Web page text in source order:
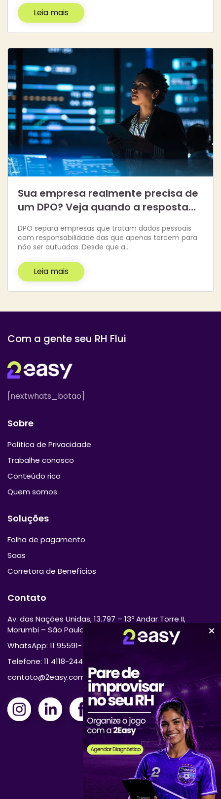
Leia mais
Sua empresa realmente precisa de
um DPO? Veja quando a resposta…
DPO separa empresas que tratam dados pessoais
com responsabilidade das que apenas torcem para
não ser autuadas. Desde que a…
Leia mais
Com a gente seu RH Flui
[nextwhats_botao]
Sobre
Política de Privacidade
Trabalhe conosco
Conteúdo rico
Quem somos
Soluções
Folha de pagamento
Saas
Corretora de Benefícios
Contato
Av. das Nações Unidas, 13.797 – 13º Andar Torre II,
Morumbi – São Paulo/SP 04794-000
WhatsApp: 11 95591-7870
Telefone: 11 4118-2444
contato@2easy.com.br